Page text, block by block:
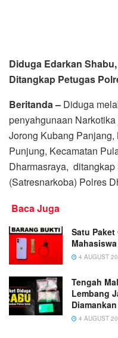
Diduga Edarkan
Ditangkap Petugas
Beritanda – Diduga
penyahgunaan
Jorong Kubang
Punjung, Kecamatan
Dharmasraya,
(Satresnarkoba) Polres
Baca Juga
Satu
4 AUGUST
Tengah
Lembang
Diamankan
4 AUGUST